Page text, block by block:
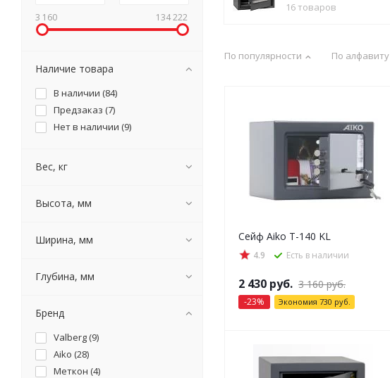
16 товаров
По популярности По алфавиту
Сейф Aiko T-140 KL
4.9 Есть в наличии
2 430 руб. 3 160руб.
-23% Экономия 730 руб.
3 160 134 222
Наличие товара
В наличии (84)
Предзаказ (7)
Нет в наличии (9)
Вес, кг
Высота, мм
Ширина, мм
Глубина, мм
Бренд
Valberg (9)
Aiko (28)
Меткон (4)